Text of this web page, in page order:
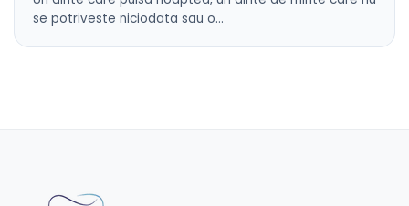
se potriveste niciodata sau o…